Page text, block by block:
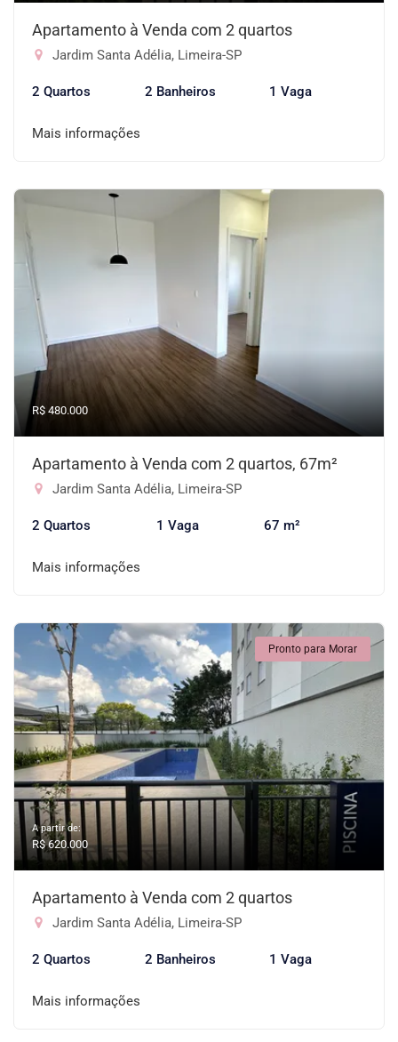
Apartamento à Venda com 2 quartos
Jardim Santa Adélia, Limeira-SP
2 Quartos 2 Banheiros 1 Vaga
Mais informações
R$ 480.000
Apartamento à Venda com 2 quartos, 67m²
Jardim Santa Adélia, Limeira-SP
2 Quartos 1 Vaga 67 m²
Mais informações
Pronto para Morar
A partir de:
R$ 620.000
Apartamento à Venda com 2 quartos
Jardim Santa Adélia, Limeira-SP
2 Quartos 2 Banheiros 1 Vaga
Mais informações